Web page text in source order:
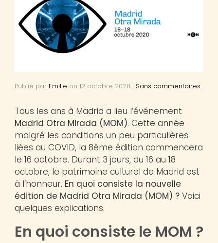
Publié par Emilie on 12 octobre 2020 | Sans commentaires
Tous les ans à Madrid a lieu l’événement
Madrid Otra Mirada (MOM). Cette année
malgré les conditions un peu particulières
liées au COVID, la 8ème édition commencera
le 16 octobre. Durant 3 jours, du 16 au 18
octobre, le patrimoine culturel de Madrid est
à l’honneur. En quoi consiste la nouvelle
édition de Madrid Otra Mirada (MOM) ? Voici
quelques explications.
En quoi consiste le MOM ?